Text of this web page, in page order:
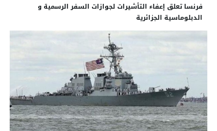
فرنسا تعلق إعفاء التأشيرات لجوازات السفر الرسمية و
الدبلوماسية الجزائرية